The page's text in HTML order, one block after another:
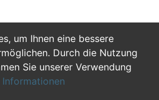
um Ihnen eine bessere
Durch die Nutzung
Sie unserer Verwendung
Informationen
Bewerben